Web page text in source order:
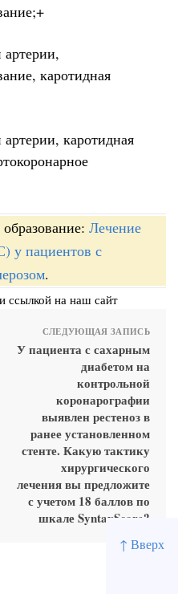
↑ Вверх
каротидная
каротидная
Лечение
у пациентов с
.
ссылкой на наш сайт
СЛЕДУЮЩАЯ ЗАПИСЬ
У пациента с сахарным
диабетом на
контрольной
коронарографии
выявлен рестеноз в
ранее установленном
стенте. Какую тактику
хирургического
лечения вы предложите
с учетом 18 баллов по
шкале SyntaxScore?